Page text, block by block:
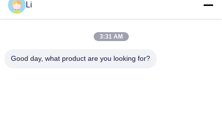
Bimetal Disc Snap Action Thermostats, low temperature
limited control switch H31 250V 10 13C
Snap Action Type KSD301 Bimetal Thermostat AC 125V 250V
Li
3:31 AM
Good day, what product are you looking for?